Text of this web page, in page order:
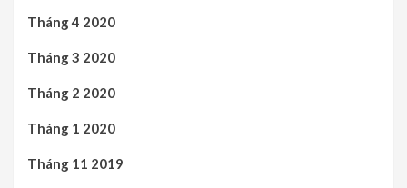
Tháng 4 2020
Tháng 3 2020
Tháng 2 2020
Tháng 1 2020
Tháng 11 2019